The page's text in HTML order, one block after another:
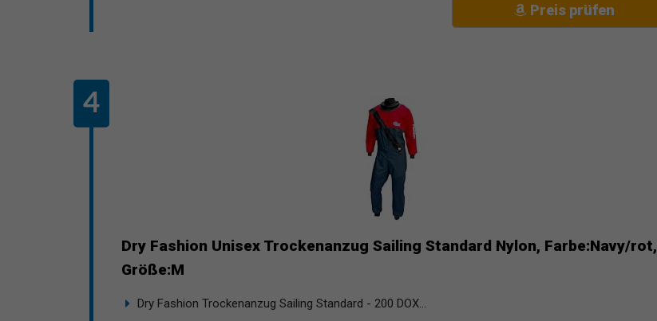
Preis prüfen
Dry Fashion Unisex Trockenanzug Sailing Standard Nylon, Farbe:Navy/rot,
Größe:M
Dry Fashion Trockenanzug Sailing Standard - 200 DOX...